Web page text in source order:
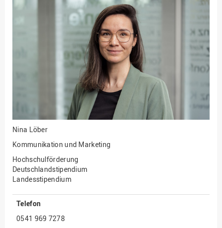
Ingenieurwissenschaften
Fakultät Management,
Fakultät Wirtschafts- und
Sozialwissenschaften
Forschung, Kooperation,
Drittmittel
Gebäude und Technik
Gesellschaftliches
Engagement
Gleichstellungsbüro
Hochschulleitung
Hochschulplanung/-
Nina Löber
Kommunikation und Marketing
Hochschulförderung
Deutschlandstipendium
Landesstipendium
Telefon
0541 969 7278